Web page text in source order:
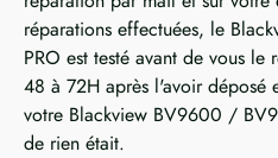
réparations effectuées, le
PRO est testé avant de vous
48 à 72H après l'avoir déposé
votre Blackview BV9600 /
de rien était.